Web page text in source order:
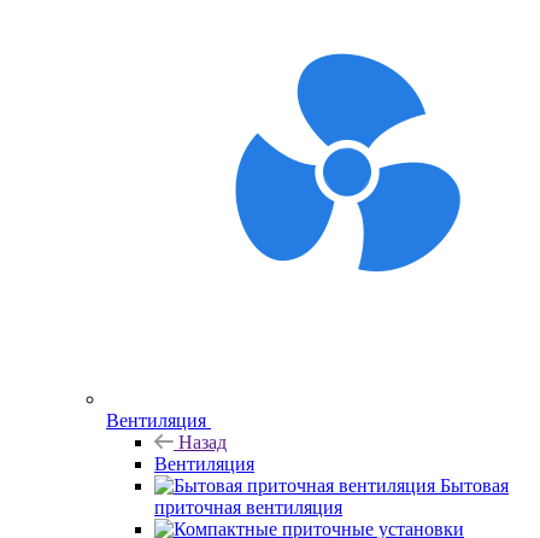
Вентиляция
Назад
Вентиляция
Бытовая
приточная вентиляция